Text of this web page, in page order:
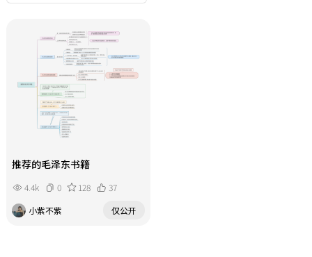
推荐的毛泽东书籍
4.4k 0 128
37
小紫不紫
仅公开